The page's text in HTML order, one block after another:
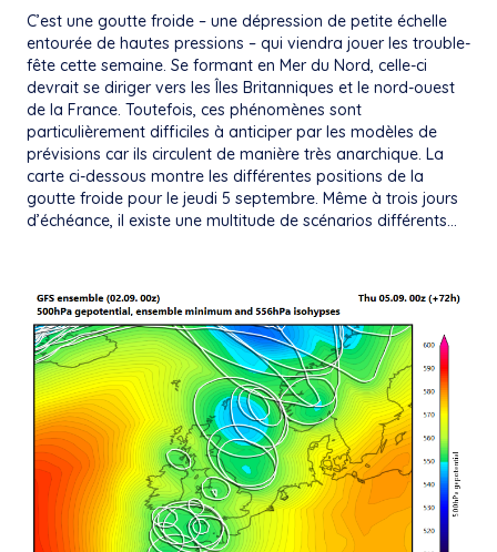
C’est une goutte froide – une dépression de petite échelle
entourée de hautes pressions – qui viendra jouer les trouble-
fête cette semaine. Se formant en Mer du Nord, celle-ci
devrait se diriger vers les Îles Britanniques et le nord-ouest
de la France. Toutefois, ces phénomènes sont
particulièrement difficiles à anticiper par les modèles de
prévisions car ils circulent de manière très anarchique. La
carte ci-dessous montre les différentes positions de la
goutte froide pour le jeudi 5 septembre. Même à trois jours
d’échéance, il existe une multitude de scénarios différents…